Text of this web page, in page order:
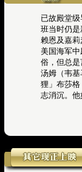
已故殿堂
班当时仍
赖恩及嘉
美国海军
俗，但总
汤姆（韦
狸」布莎
志消沉。